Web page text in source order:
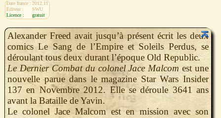
Date france : 2012.11
Editeur :
SWU
Licence :
gratuit
Alexander Freed avait jusqu’à présent écrit les deux
comics Le Sang de l’Empire et Soleils Perdus, se
déroulant tous deux durant l’époque Old Republic.
Le Dernier Combat du colonel Jace Malcomest une
nouvelle parue dans le magazine Star Wars Insider
137 en Novembre 2012. Elle se déroule 3641 ans
avant la Bataille de Yavin.
Le colonel Jace Malcom est en mission avec son